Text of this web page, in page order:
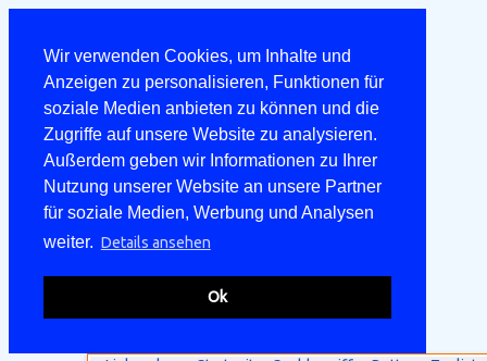
Wir verwenden Cookies, um Inhalte und
Anzeigen zu personalisieren, Funktionen für
soziale Medien anbieten zu können und die
Zugriffe auf unsere Website zu analysieren.
Außerdem geben wir Informationen zu Ihrer
Nutzung unserer Website an unsere Partner
für soziale Medien, Werbung und Analysen
weiter. Details ansehen
Ok